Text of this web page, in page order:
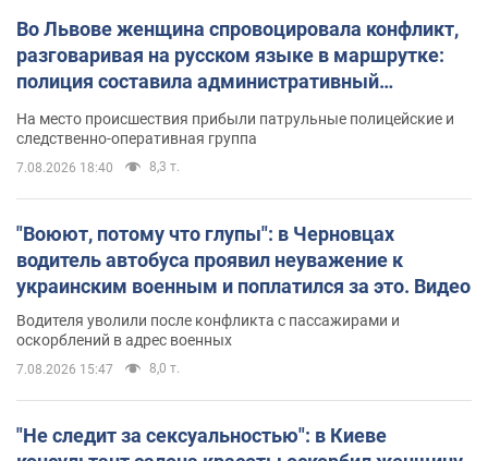
Во Львове женщина спровоцировала конфликт,
разговаривая на русском языке в маршрутке:
полиция составила административный
На место происшествия прибыли патрульные полицейские и
следственно-оперативная группа
7.08.2026 18:40 8,3 т.
"Воюют, потому что глупы": в Черновцах
водитель автобуса проявил неуважение к
украинским военным и поплатился за это. Видео
Водителя уволили после конфликта с пассажирами и
оскорблений в адрес военных
7.08.2026 15:47 8,0 т.
"Не следит за сексуальностью": в Киеве